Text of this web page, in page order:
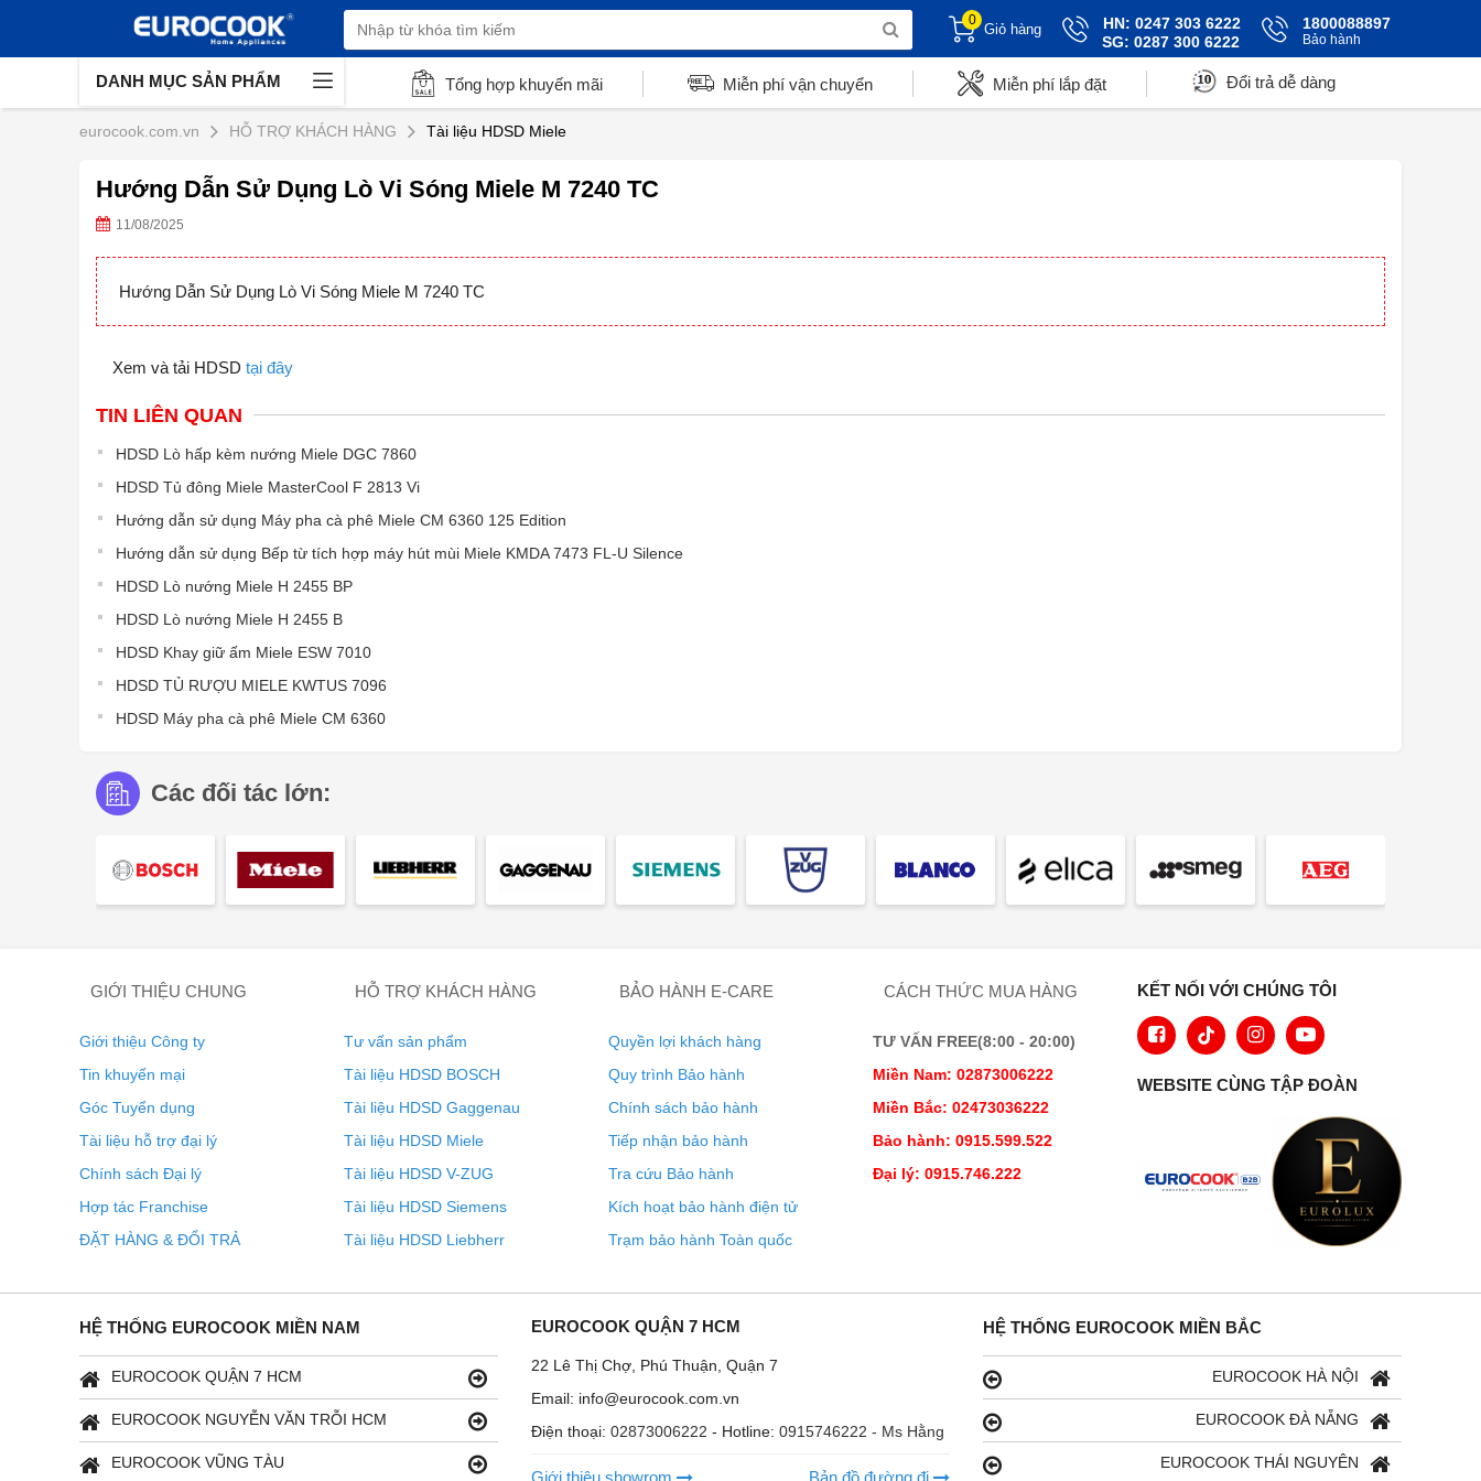
0
Giỏ hàng
HN: 0247 303 6222
SG: 0287 300 6222
1800088897
Bảo hành
DANH MỤC SẢN PHẨM Tổng hợp khuyến mãi Miễn phí vận chuyển Miễn phí lắp đặt Đổi trả dễ dàng
eurocook.com.vn HỖ TRỢ KHÁCH HÀNG Tài liệu HDSD Miele
Hướng Dẫn Sử Dụng Lò Vi Sóng Miele M 7240 TC
11/08/2025
Hướng Dẫn Sử Dụng Lò Vi Sóng Miele M 7240 TC
Xem và tải HDSD tại đây
TIN LIÊN QUAN
HDSD Lò hấp kèm nướng Miele DGC 7860
HDSD Tủ đông Miele MasterCool F 2813 Vi
Hướng dẫn sử dụng Máy pha cà phê Miele CM 6360 125 Edition
Hướng dẫn sử dụng Bếp từ tích hợp máy hút mùi Miele KMDA 7473 FL-U Silence
HDSD Lò nướng Miele H 2455 BP
HDSD Lò nướng Miele H 2455 B
HDSD Khay giữ ấm Miele ESW 7010
HDSD TỦ RƯỢU MIELE KWTUS 7096
HDSD Máy pha cà phê Miele CM 6360
Các đối tác lớn:
GIỚI THIỆU CHUNG
Giới thiệu Công ty
Tin khuyến mại
Góc Tuyển dụng
Tài liệu hỗ trợ đại lý
Chính sách Đại lý
Hợp tác Franchise
ĐẶT HÀNG & ĐỔI TRẢ
HỖ TRỢ KHÁCH HÀNG
Tư vấn sản phẩm
Tài liệu HDSD BOSCH
Tài liệu HDSD Gaggenau
Tài liệu HDSD Miele
Tài liệu HDSD V-ZUG
Tài liệu HDSD Siemens
Tài liệu HDSD Liebherr
BẢO HÀNH E-CARE
Quyền lợi khách hàng
Quy trình Bảo hành
Chính sách bảo hành
Tiếp nhận bảo hành
Tra cứu Bảo hành
Kích hoạt bảo hành điện tử
Trạm bảo hành Toàn quốc
CÁCH THỨC MUA HÀNG
TƯ VẤN FREE(8:00 - 20:00)
Miền Nam: 02873006222
Miền Bắc: 02473036222
Bảo hành: 0915.599.522
Đại lý: 0915.746.222
KẾT NỐI VỚI CHÚNG TÔI
WEBSITE CÙNG TẬP ĐOÀN
HỆ THỐNG EUROCOOK MIỀN NAM
EUROCOOK QUẬN 7 HCM
EUROCOOK NGUYỄN VĂN TRỖI HCM
EUROCOOK VŨNG TÀU
EUROCOOK QUẬN 7 HCM
22 Lê Thị Chợ, Phú Thuận, Quận 7
Email: info@eurocook.com.vn
Điện thoại: 02873006222 - Hotline: 0915746222 - Ms Hằng
Giới thiệu showrom Bản đồ đường đi
HỆ THỐNG EUROCOOK MIỀN BẮC
EUROCOOK HÀ NỘI
EUROCOOK ĐÀ NẴNG
EUROCOOK THÁI NGUYÊN